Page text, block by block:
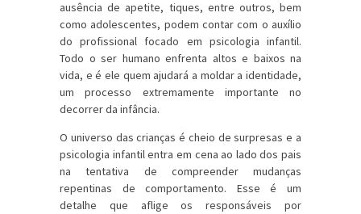
ausência de apetite, tiques, entre outros, bem
como adolescentes, podem contar com o auxílio
do profissional focado em psicologia infantil.
Todo o ser humano enfrenta altos e baixos na
vida, e é ele quem ajudará a moldar a identidade,
um processo extremamente importante no
decorrer da infância.
O universo das crianças é cheio de surpresas e a
psicologia infantil entra em cena ao lado dos pais
na tentativa de compreender mudanças
repentinas de comportamento. Esse é um
detalhe que aflige os responsáveis por